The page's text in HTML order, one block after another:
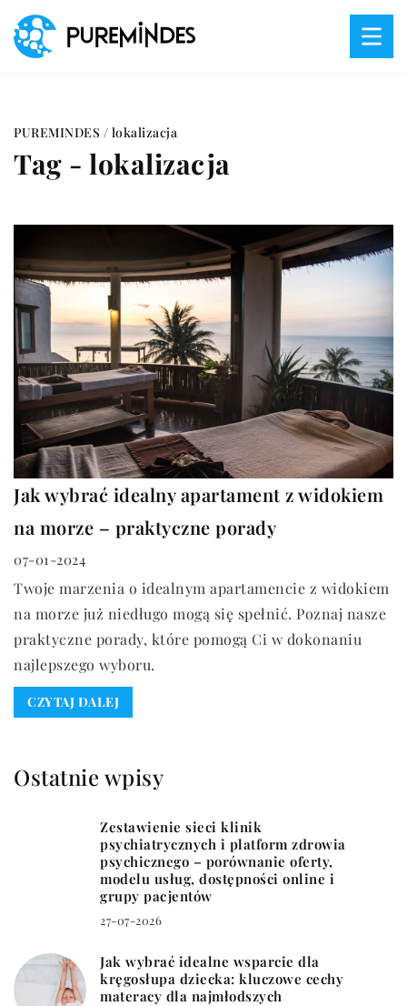
PUREMINDES / lokalizacja
Tag - lokalizacja
Jak wybrać idealny apartament z widokiem
na morze – praktyczne porady
07-01-2024
Twoje marzenia o idealnym apartamencie z widokiem
na morze już niedługo mogą się spełnić. Poznaj nasze
praktyczne porady, które pomogą Ci w dokonaniu
najlepszego wyboru.
CZYTAJ DALEJ
Ostatnie wpisy
Zestawienie sieci klinik
psychiatrycznych i platform zdrowia
psychicznego – porównanie oferty,
modelu usług, dostępności online i
grupy pacjentów
27-07-2026
Jak wybrać idealne wsparcie dla
kręgosłupa dziecka: kluczowe cechy
materacy dla najmłodszych